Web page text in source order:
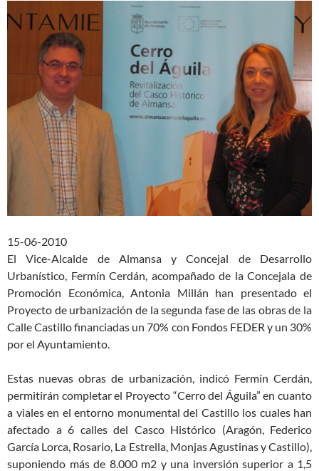
15-06-2010
El Vice-Alcalde de Almansa y Concejal de Desarrollo
Urbanístico, Fermín Cerdán, acompañado de la Concejala de
Promoción Económica, Antonia Millán han presentado el
Proyecto de urbanización de la segunda fase de las obras de la
Calle Castillo financiadas un 70% con Fondos FEDER y un 30%
por el Ayuntamiento.
Estas nuevas obras de urbanización, indicó Fermín Cerdán,
permitirán completar el Proyecto “Cerro del Águila” en cuanto
a viales en el entorno monumental del Castillo los cuales han
afectado a 6 calles del Casco Histórico (Aragón, Federico
García Lorca, Rosario, La Estrella, Monjas Agustinas y Castillo),
suponiendo más de 8.000 m2 y una inversión superior a 1,5